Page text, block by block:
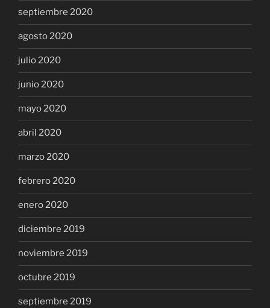
septiembre 2020
agosto 2020
julio 2020
junio 2020
mayo 2020
abril 2020
marzo 2020
febrero 2020
enero 2020
diciembre 2019
noviembre 2019
octubre 2019
septiembre 2019